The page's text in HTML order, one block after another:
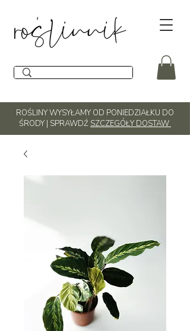
ROŚLINY WYSYŁAMY OD PONIEDZIAŁKU DO
ŚRODY | SPRAWDŹ SZCZEGÓŁY DOSTAW